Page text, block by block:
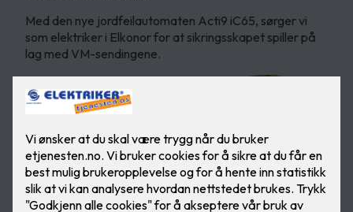
Med den nye jordfeilautomaten Acti9 iC65, sørger vi
som elektriker i Elkonor for at sikringsskapet spiller på
lag med VM-sendingene.